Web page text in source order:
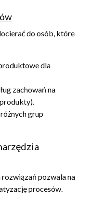
do osób, które
dla
zachowań na
grup
pozwala na
procesów.